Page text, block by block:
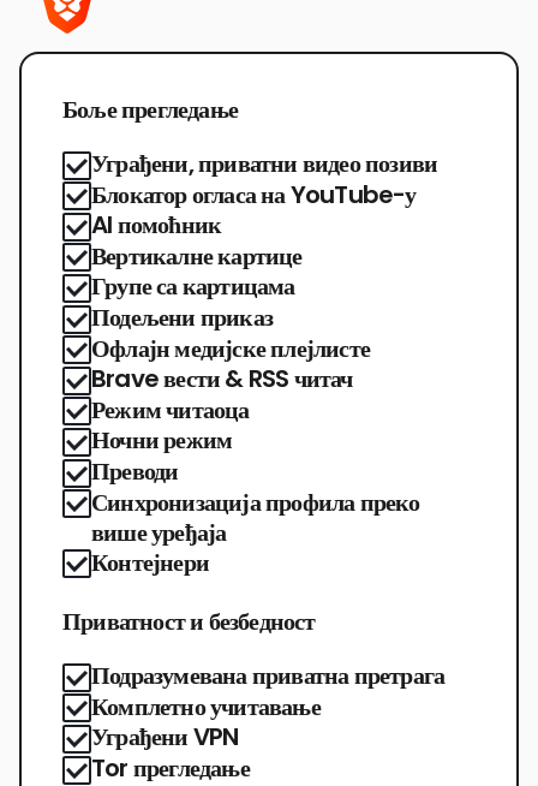
Боље прегледање
Уграђени, приватни видео позиви
Блокатор огласа на YouTube-у
AI помоћник
Вертикалне картице
Групе са картицама
Подељени приказ
Офлајн медијске плејлисте
Brave вести & RSS читач
Режим читаоца
Ночни режим
Преводи
Синхронизација профила преко
више уређаја
Контејнери
Приватност и безбедност
Подразумевана приватна претрага
Комплетно учитавање
Уграђени VPN
Tor прегледање